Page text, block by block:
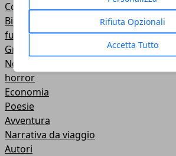
Rifiuta Opzionali
Accetta Tutto
Comici
Biografie
fumetti
Grandi Classici
Non solo libri
horror
Economia
Poesie
Avventura
Narrativa da viaggio
Autori